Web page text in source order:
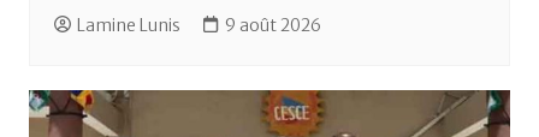
Lamine Lunis 9 août 2026